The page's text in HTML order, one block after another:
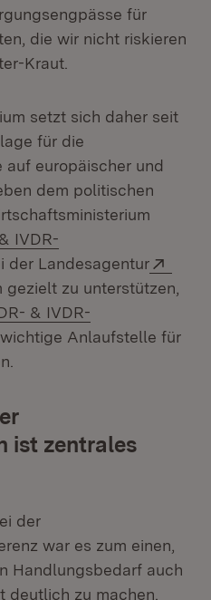
für
die wir nicht riskieren
Kraut.
setzt sich daher seit
für die
europäischer und
dem politischen
IVDR-
in neuem Fenster)
der Landesagentur
Fenster)
gezielt zu unterstützen,
& IVDR-
in neuem Fenster)
Anlaufstelle für
ist zentrales
der
war es zum einen,
Handlungsbedarf auch
deutlich zu machen.